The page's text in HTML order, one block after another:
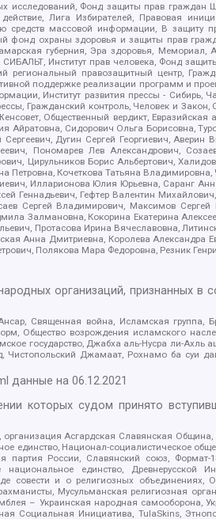
исследований, Фонд защиты прав граждан
Лига Избирателей, Правовая
массовой информации, В защиту
фонд охраны здоровья и защиты прав
губерния, Эра здоровья,
Институт прав человека, Фонд
правозащитный центр,
поддержке реализации программ и
Институт развития прессы - Сибирь,
Гражданский контроль, Человек и
Общественный вердикт,
Сидорович Ольга Борисовна,
Дугин Сергей Георгиевич, Аверин
Пономарев Лев Александрович,
Цирульников Борис Альбертович,
Кочеткова Татьяна
Илларионова Юлия Юрьевна, Саранг
Геннадьевич, Гефтер Валентин
Сергей Владимирович, Максимов
Залмановна, Кокорина Екатерина
Протасова Ирина Вячеславовна,
Анна Дмитриевна, Королева Александра
Полякова Мара Федоровна, Резник
организаций, признанных в
Священная война, Исламская группа,
Общество возрождения исламского
государство, Джабха аль-Нусра ли-
Джамаат, Рохнамо ба суи
данные на06.12.2021
которых судом принято
Асгардская Славянская
единство, Национал-социалистическое
партия России, Славянский союз,
единство, Древнерусской
и о религиозных объединениях,
Мусульманская религиозная
– Украинская народная самооборона,
Социальная Инициатива, TulaSkins,